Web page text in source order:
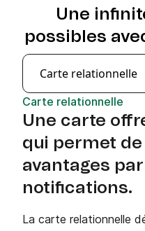
Une
possibles
Carte relationnelle
Carte relationnelle
Une carte
qui permet
avantages
notifications.
La carte relationnelle